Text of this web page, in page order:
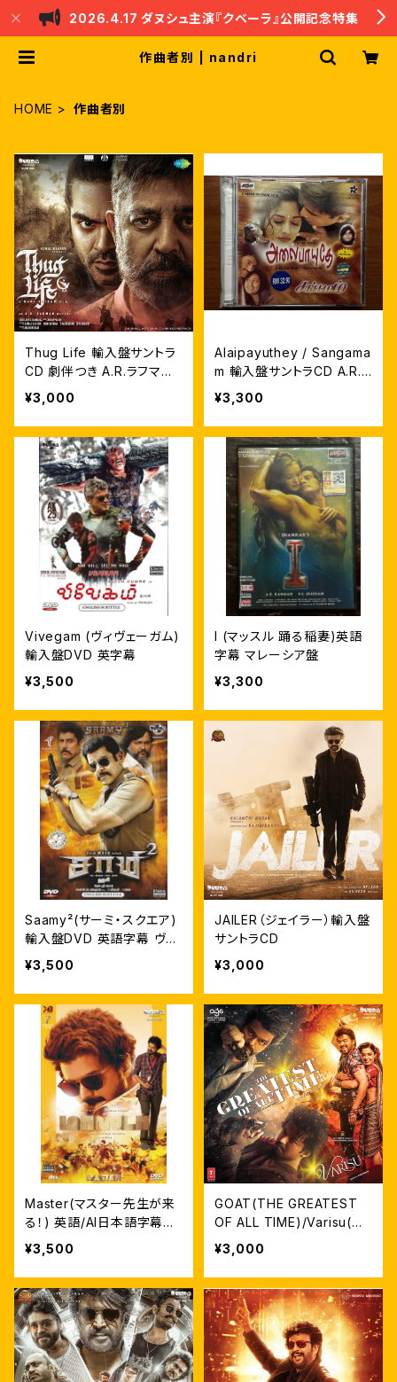
2026.4.17 ダヌシュ主演『クベーラ』公開記念特集
作曲者別 | nandri
HOME 作曲者別
Thug Life 輸入盤サントラ
CD 劇伴つき A.R.ラフマー
ン
¥3,000
Alaipayuthey / Sangama
m 輸入盤サントラCD A.R.
ラフマーン
¥3,300
Vivegam (ヴィヴェーガム)
輸入盤DVD 英字幕
¥3,500
I (マッスル 踊る稲妻)英語
字幕 マレーシア盤
¥3,300
Saamy²(サーミ・スクエア)
輸入盤DVD 英語字幕 ヴィ
クラム
¥3,500
JAILER（ジェイラー）輸入盤
サントラCD
¥3,000
Master(マスター先生が来
る！) 英語/AI日本語字幕付
輸入盤DVD
¥3,500
GOAT(THE GREATEST
OF ALL TIME)/Varisu(後
継者)輸入盤サントラCD
¥3,000